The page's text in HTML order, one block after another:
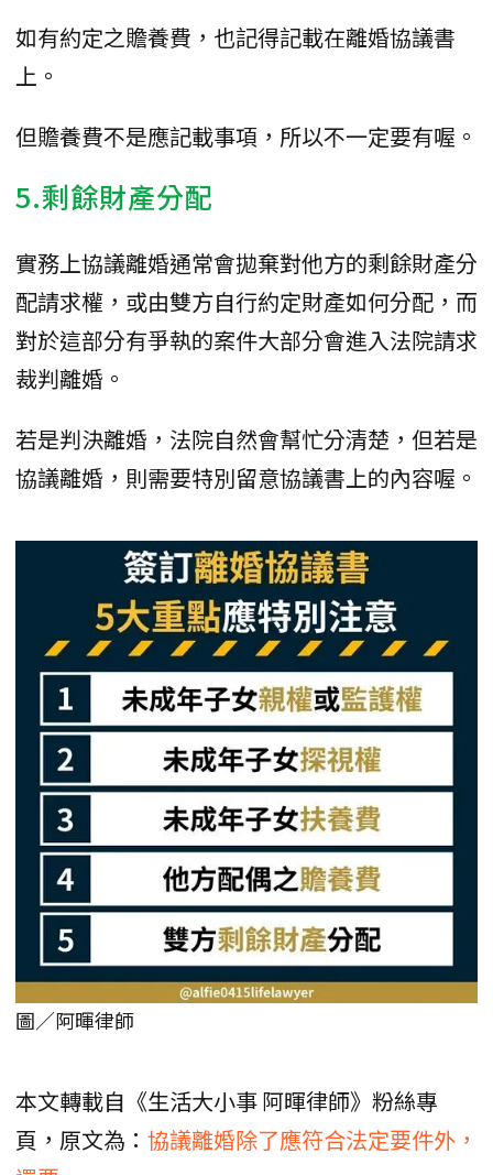
如有約定之贍養費，也記得記載在離婚協議書
上。
但贍養費不是應記載事項，所以不一定要有喔。
5.剩餘財產分配
實務上協議離婚通常會拋棄對他方的剩餘財產分
配請求權，或由雙方自行約定財產如何分配，而
對於這部分有爭執的案件大部分會進入法院請求
裁判離婚。
若是判決離婚，法院自然會幫忙分清楚，但若是
協議離婚，則需要特別留意協議書上的內容喔。
圖／阿暉律師
本文轉載自《生活大小事 阿暉律師》粉絲專
頁，原文為： 協議離婚除了應符合法定要件外，